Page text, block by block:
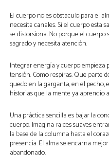
El cuerpo no es obstaculo para el
necesita canales. Si el cuerpo esta
se distorsiona. No porque el
sagrado y necesita atención.
Integrar energía y cuerpo empieza
tensión. Como respiras. Que parte
quedo en la garganta, en el pecho,
historias que la mente ya aprendio
Una práctica sencilla es bajar la
cuerpo. Imagina raices suaves
la base de la columna hasta el
presencia. El alma se encarna
abandonado.